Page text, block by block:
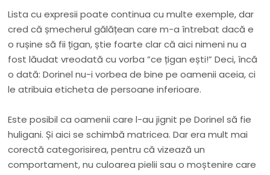
Lista cu expresii poate continua cu multe exemple, dar
cred că șmecherul gălățean care m-a întrebat dacă e
o rușine să fii țigan, știe foarte clar că aici nimeni nu a
fost lăudat vreodată cu vorba ”ce țigan ești!” Deci, încă
o dată: Dorinel nu-i vorbea de bine pe oamenii aceia, ci
le atribuia eticheta de persoane inferioare.
Este posibil ca oamenii care l-au jignit pe Dorinel să fie
huligani. Și aici se schimbă matricea. Dar era mult mai
corectă categorisirea, pentru că vizează un
comportament, nu culoarea pielii sau o moștenire care